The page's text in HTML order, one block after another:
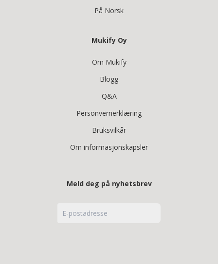
På Norsk
Mukify Oy
Om Mukify
Blogg
Q&A
Personvernerklæring
Bruksvilkår
Om informasjonskapsler
Meld deg på nyhetsbrev